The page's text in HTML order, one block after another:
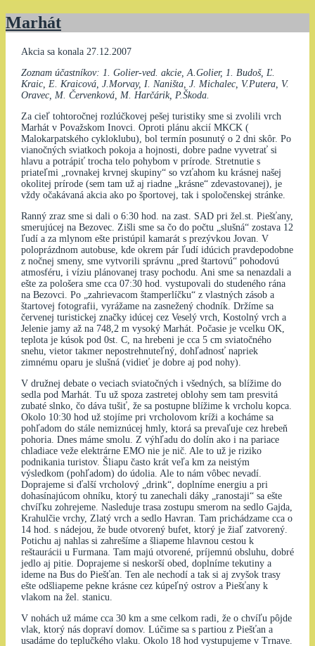
Marhát
Akcia sa konala 27.12.2007
Zoznam účastníkov: 1. Golier-ved. akcie, A.Golier, 1. Budoš, Ľ.
Kraic, E. Kraicová, J.Morvay, I. Naništa, J. Michalec, V.Putera, V.
Oravec, M. Červenková, M. Harčárik, P.Škoda.
Za cieľ tohtoročnej rozlúčkovej pešej turistiky sme si zvolili vrch
Marhát v Považskom Inovci. Oproti plánu akcií MKCK (
Malokarpatského cykloklubu), bol termín posunutý o 2 dni skôr. Po
vianočných sviatkoch pokoja a hojnosti, dobre padne vyvetrať si
hlavu a potrápiť trocha telo pohybom v prírode. Stretnutie s
priateľmi „rovnakej krvnej skupiny“ so vzťahom ku krásnej našej
okolitej prírode (sem tam už aj riadne „krásne“ zdevastovanej), je
vždy očakávaná akcia ako po športovej, tak i spoločenskej stránke.
Ranný zraz sme si dali o 6:30 hod. na zast. SAD pri žel.st. Piešťany,
smerujúcej na Bezovec. Zišli sme sa čo do počtu „slušná“ zostava 12
ľudí a za mlynom ešte pristúpil kamarát s prezývkou Jovan. V
poloprázdnom autobuse, kde okrem pár ľudí idúcich pravdepodobne
z nočnej smeny, sme vytvorili správnu „pred štartovú“ pohodovú
atmosféru, i víziu plánovanej trasy pochodu. Ani sme sa nenazdali a
ešte za pološera sme cca 07:30 hod. vystupovali do studeného rána
na Bezovci. Po „zahrievacom štamperlíčku“ z vlastných zásob a
štartovej fotografii, vyrážame na zasnežený chodník. Držíme sa
červenej turistickej značky idúcej cez Veselý vrch, Kostolný vrch a
Jelenie jamy až na 748,2 m vysoký Marhát. Počasie je vcelku OK,
teplota je kúsok pod 0st. C, na hrebeni je cca 5 cm sviatočného
snehu, vietor takmer nepostrehnuteľný, dohľadnosť napriek
zimnému oparu je slušná (vidieť je dobre aj pod nohy).
V družnej debate o veciach sviatočných i všedných, sa blížime do
sedla pod Marhát. Tu už spoza zastretej oblohy sem tam presvitá
zubaté slnko, čo dáva tušiť, že sa postupne blížime k vrcholu kopca.
Okolo 10:30 hod už stojíme pri vrcholovom kríži a kocháme sa
pohľadom do stále nemiznúcej hmly, ktorá sa prevaľuje cez hrebeň
pohoria. Dnes máme smolu. Z výhľadu do dolín ako i na pariace
chladiace veže elektrárne EMO nie je nič. Ale to už je riziko
podnikania turistov. Šliapu často krát veľa km za neistým
výsledkom (pohľadom) do údolia. Ale to nám vôbec nevadí.
Doprajeme si ďalší vrcholový „drink“, doplníme energiu a pri
dohasínajúcom ohníku, ktorý tu zanechali dáky „ranostaji“ sa ešte
chvíľku zohrejeme. Nasleduje trasa zostupu smerom na sedlo Gajda,
Krahulčie vrchy, Zlatý vrch a sedlo Havran. Tam prichádzame cca o
14 hod. s nádejou, že bude otvorený bufet, ktorý je žiaľ zatvorený.
Potichu aj nahlas si zahrešíme a šliapeme hlavnou cestou k
reštaurácii u Furmana. Tam majú otvorené, príjemnú obsluhu, dobré
jedlo aj pitie. Doprajeme si neskorší obed, doplníme tekutiny a
ideme na Bus do Piešťan. Ten ale nechodí a tak si aj zvyšok trasy
ešte odšliapeme pekne krásne cez kúpeľný ostrov a Piešťany k
vlakom na žel. stanicu.
V nohách už máme cca 30 km a sme celkom radi, že o chvíľu pôjde
vlak, ktorý nás dopraví domov. Lúčime sa s partiou z Piešťan a
usadáme do teplučkého vlaku. Okolo 18 hod vystupujeme v Trnave.